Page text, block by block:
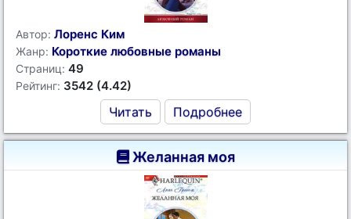
Автор: Лоренс Ким
Жанр: Короткие любовные романы
Страниц: 49
Рейтинг: 3542 (4.42)
Читать Подробнее
Желанная моя